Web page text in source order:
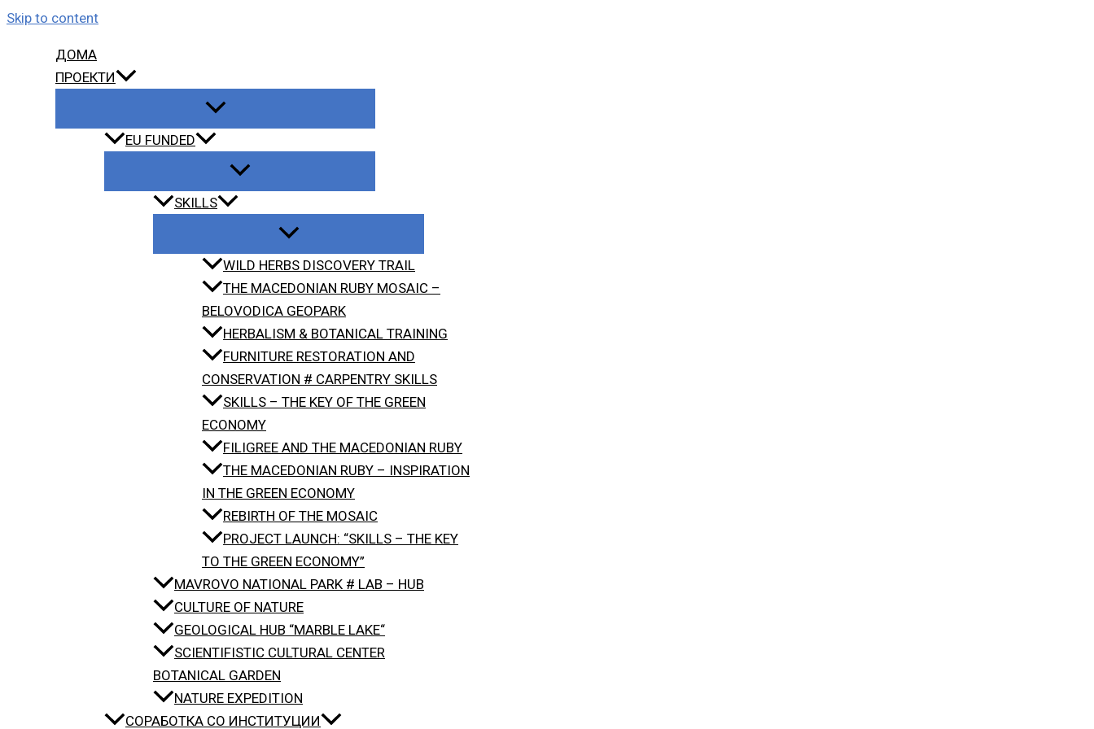
Skip to content
ДОМА
ПРОЕКТИ
EU FUNDED
SKILLS
WILD HERBS DISCOVERY TRAIL
THE MACEDONIAN RUBY MOSAIC –
BELOVODICA GEOPARK
HERBALISM & BOTANICAL TRAINING
FURNITURE RESTORATION AND
CONSERVATION # CARPENTRY SKILLS
SKILLS – THE KEY OF THE GREEN
ECONOMY
FILIGREE AND THE MACEDONIAN RUBY
THE MACEDONIAN RUBY – INSPIRATION
IN THE GREEN ECONOMY
REBIRTH OF THE MOSAIC
PROJECT LAUNCH: “SKILLS – THE KEY
TO THE GREEN ECONOMY”
MAVROVO NATIONAL PARK # LAB – HUB
CULTURE OF NATURE
GEOLOGICAL HUB “MARBLE LAKE“
SCIENTIFISTIC CULTURAL CENTER
BOTANICAL GARDEN
NATURE EXPEDITION
СОРАБОТКА СО ИНСТИТУЦИИ